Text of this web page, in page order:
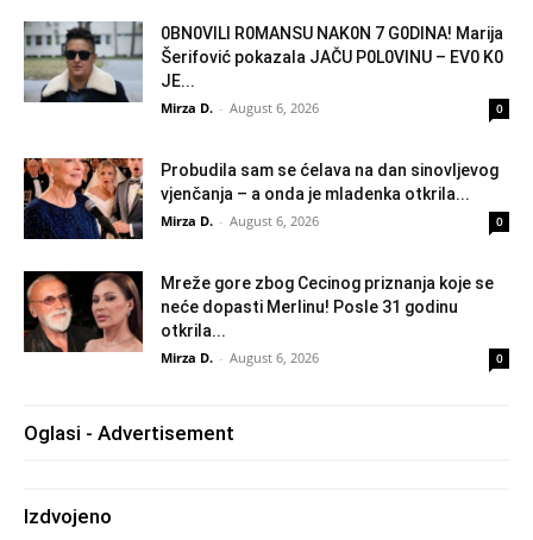
0BN0VlLl R0MANSU NAK0N 7 G0DlNA! Marija
Šerifović pokazala JAČU P0L0VINU – EV0 K0
JE...
Mirza D. - August 6, 2026 0
Probudila sam se ćelava na dan sinovljevog
vjenčanja – a onda je mladenka otkrila...
Mirza D. - August 6, 2026 0
Mreže gore zbog Cecinog priznanja koje se
neće dopasti Merlinu! Posle 31 godinu
otkrila...
Mirza D. - August 6, 2026 0
Oglasi - Advertisement
Izdvojeno